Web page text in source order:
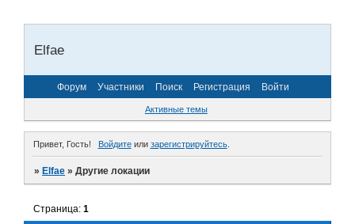
Elfae
Форум Участники Поиск Регистрация Войти
Активные темы
Привет, Гость! Войдитеили зарегистрируйтесь.
»Elfae »Другие локации
Страница:1